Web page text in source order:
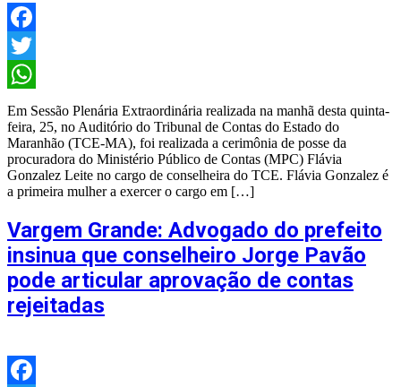
Facebook
Twitter
WhatsApp
Em Sessão Plenária Extraordinária realizada na manhã desta quinta-
feira, 25, no Auditório do Tribunal de Contas do Estado do
Maranhão (TCE-MA), foi realizada a cerimônia de posse da
procuradora do Ministério Público de Contas (MPC) Flávia
Gonzalez Leite no cargo de conselheira do TCE. Flávia Gonzalez é
a primeira mulher a exercer o cargo em […]
Vargem Grande: Advogado do prefeito
insinua que conselheiro Jorge Pavão
pode articular aprovação de contas
rejeitadas